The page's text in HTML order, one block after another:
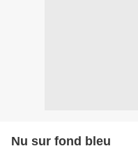
Nu sur fond bleu